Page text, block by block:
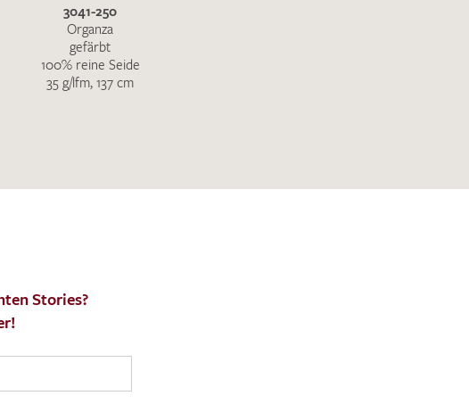
3041-250
Organza
gefärbt
100% reine Seide
35 g/lfm, 137 cm
Stories?